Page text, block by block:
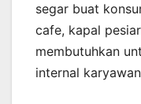
segar buat
cafe, kapal
membutuhkan
internal karyawan